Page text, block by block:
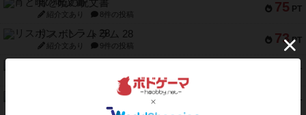
75 PT
宵と暁の呪文書
紹介文あり 8件の投稿
73 PT
リスボン・トラム 28
紹介文あり 9件の投稿
PT
1件の投稿
PT
1件の投稿